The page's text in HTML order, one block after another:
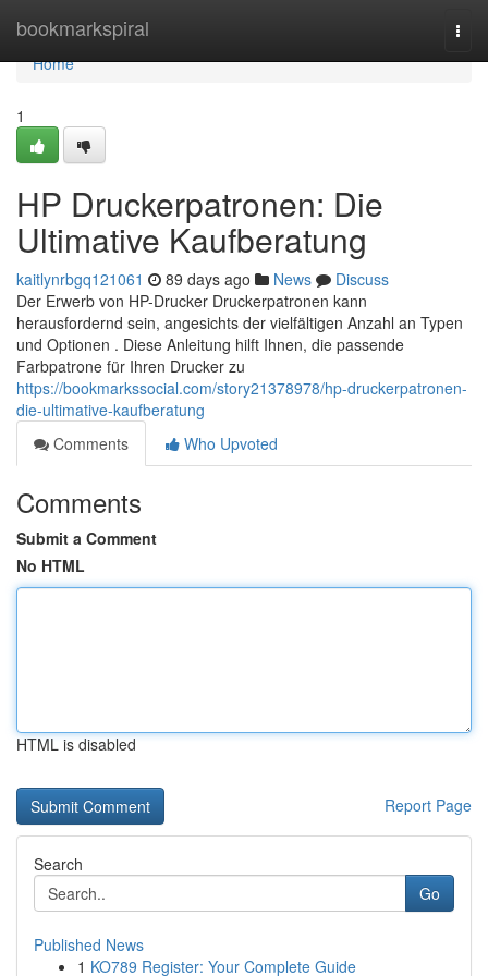
bookmarkspiral
Home
Home
1
HP Druckerpatronen: Die
Ultimative Kaufberatung
kaitlynrbgq121061 89 days ago News
Discuss
Der Erwerb von HP-Drucker Druckerpatronen kann
herausfordernd sein, angesichts der vielfältigen Anzahl an Typen
und Optionen . Diese Anleitung hilft Ihnen, die passende
Farbpatrone für Ihren Drucker zu
https://bookmarkssocial.com/story21378978/hp-druckerpatronen-
die-ultimative-kaufberatung
Comments
Who Upvoted
Comments
Submit a Comment
No HTML
HTML is disabled
Report Page
Search
Go
Published News
1 KO789 Register: Your Complete Guide